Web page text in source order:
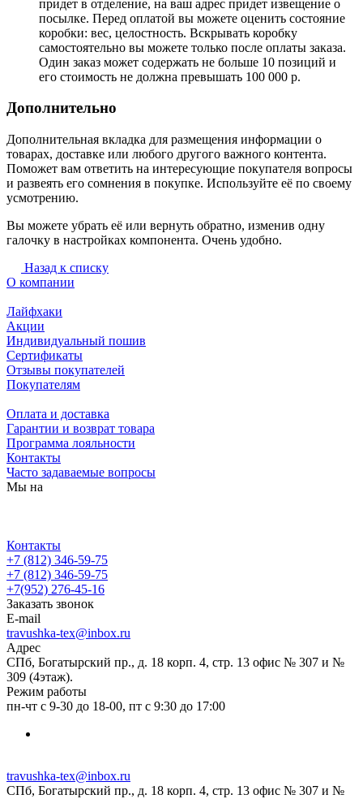
придет в отделение, на ваш адрес придет извещение о
посылке. Перед оплатой вы можете оценить состояние
коробки: вес, целостность. Вскрывать коробку
самостоятельно вы можете только после оплаты заказа.
Один заказ может содержать не больше 10 позиций и
его стоимость не должна превышать 100 000 р.
Дополнительно
Дополнительная вкладка для размещения информации о
товарах, доставке или любого другого важного контента.
Поможет вам ответить на интересующие покупателя вопросы
и развеять его сомнения в покупке. Используйте её по своему
усмотрению.
Вы можете убрать её или вернуть обратно, изменив одну
галочку в настройках компонента. Очень удобно.
Назад к списку
О компании
Лайфхаки
Акции
Индивидуальный пошив
Сертификаты
Отзывы покупателей
Покупателям
Оплата и доставка
Гарантии и возврат товара
Программа лояльности
Контакты
Часто задаваемые вопросы
Мы на
Контакты
+7 (812) 346-59-75
+7 (812) 346-59-75
+7(952) 276-45-16
Заказать звонок
E-mail
travushka-tex@inbox.ru
Адрес
СПб, Богатырский пр., д. 18 корп. 4, стр. 13 офис № 307 и №
309 (4этаж).
Режим работы
пн-чт с 9-30 до 18-00, пт с 9:30 до 17:00
travushka-tex@inbox.ru
СПб, Богатырский пр., д. 18 корп. 4, стр. 13 офис № 307 и №